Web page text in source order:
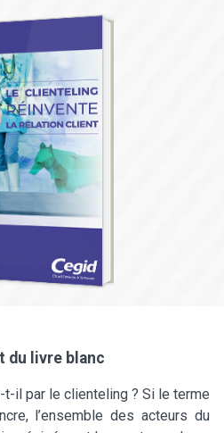
du livre blanc
t-il par le clienteling ? Si le terme
l’ensemble des acteurs du